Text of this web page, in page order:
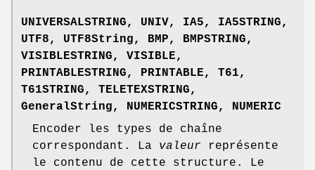
UNIVERSALSTRING , UNIV, IA5 , IA5STRING ,
UTF8 , UTF8String , BMP , BMPSTRING ,
VISIBLESTRING , VISIBLE ,
PRINTABLESTRING , PRINTABLE , T61 ,
T61STRING , TELETEXSTRING ,
GeneralString , NUMERICSTRING ,
NUMERIC
Encoder les types de chaîne
correspondant. La valeur représente
le contenu de cette structure. Le